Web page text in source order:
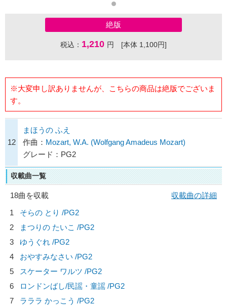
絶版
税込： 1,210 円 [本体 1,100円]
※大変申し訳ありませんが、こちらの商品は絶版でございま
す。
12
まほうの ふえ
作曲： Mozart, W.A. (Wolfgang Amadeus Mozart)
グレード：PG2
収載曲一覧
18曲を収載
収載曲の詳細
1
そらの とり /PG2
2
まつりの たいこ /PG2
3
ゆうぐれ /PG2
4
おやすみなさい /PG2
5
スケーター ワルツ /PG2
6
ロンドンばし/民謡・童謡 /PG2
7
ラララ かっこう /PG2